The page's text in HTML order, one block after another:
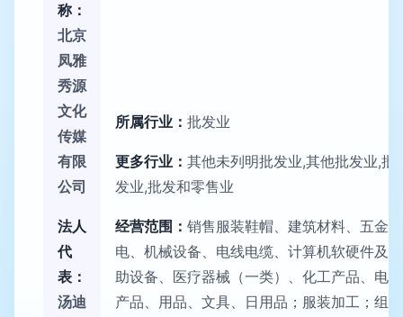
称：
北京
凤雅
秀源
文化
传媒
有限
公司
法人
代
表：
汤迪
所属行业： 批发业
更多行业： 其他未列明批发业,其他批发业,批
发业,批发和零售业
经营范围： 销售服装鞋帽、建筑材料、五金交
电、机械设备、电线电缆、计算机软硬件及辅
助设备、医疗器械（一类）、化工产品、电子
产品、用品、文具、日用品；服装加工；组织